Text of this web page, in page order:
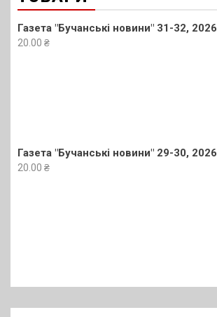
Газета "Бучанські новини" 31-32, 2026
20.00 ₴
Газета "Бучанські новини" 29-30, 2026
20.00 ₴